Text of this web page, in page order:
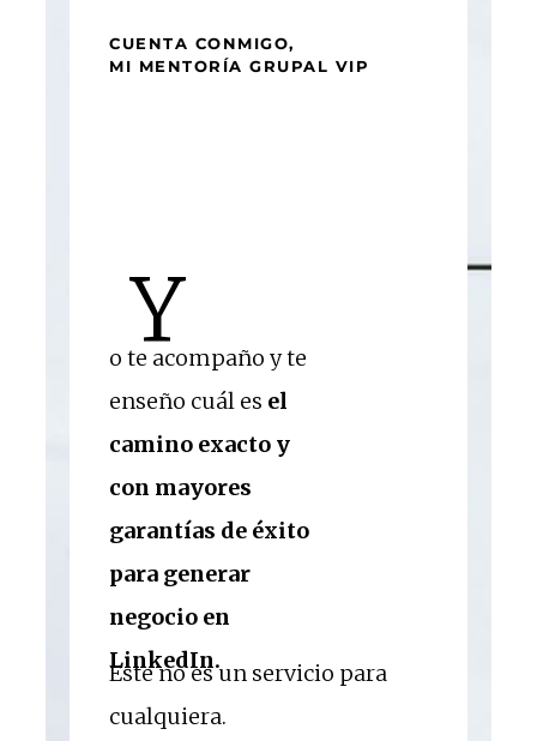
CUENTA CONMIGO,
MI MENTORÍA GRUPAL VIP
Y
o te acompaño y te
enseño cuál es el
camino exacto y
con mayores
garantías de éxito
para generar
negocio en
LinkedIn.
Este no es un servicio para
cualquiera.